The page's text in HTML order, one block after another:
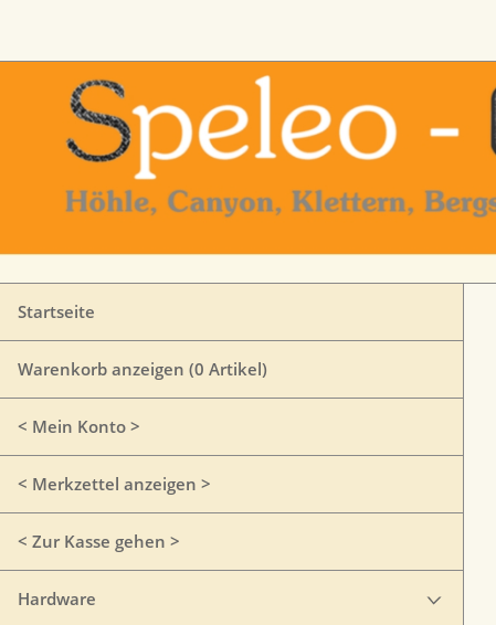
Startseite
Warenkorb anzeigen (0 Artikel)
< Mein Konto >
< Merkzettel anzeigen >
< Zur Kasse gehen >
Hardware